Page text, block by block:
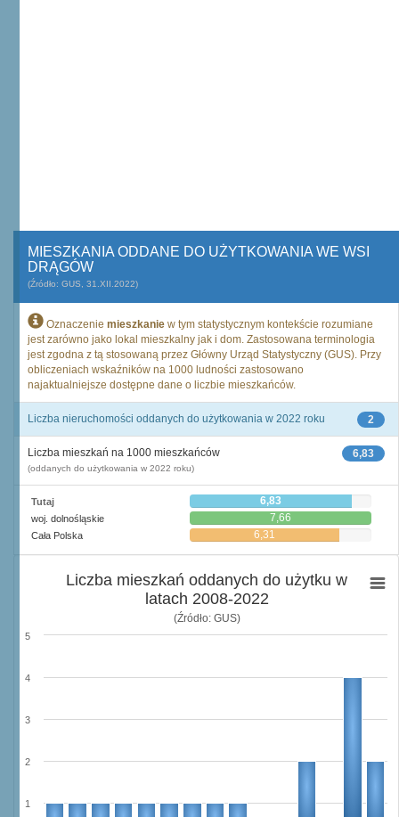
MIESZKANIA ODDANE DO UŻYTKOWANIA WE WSI
DRĄGÓW
(Źródło: GUS, 31.XII.2022)
Oznaczenie mieszkanie w tym statystycznym kontekście rozumiane
jest zarówno jako lokal mieszkalny jak i dom. Zastosowana terminologia
jest zgodna z tą stosowaną przez Główny Urząd Statystyczny (GUS). Przy
obliczeniach wskaźników na 1000 ludności zastosowano
najaktualniejsze dostępne dane o liczbie mieszkańców.
2
Liczba nieruchomości oddanych do użytkowania w 2022 roku
6,83
Liczba mieszkań na 1000 mieszkańców
(oddanych do użytkowania w 2022 roku)
Tutaj 6,83
woj. dolnośląskie 7,66
Cała Polska 6,31
Liczba mieszkań oddanych do użytku w
latach 2008-2022
(Źródło: GUS)
1
2
3
4
5